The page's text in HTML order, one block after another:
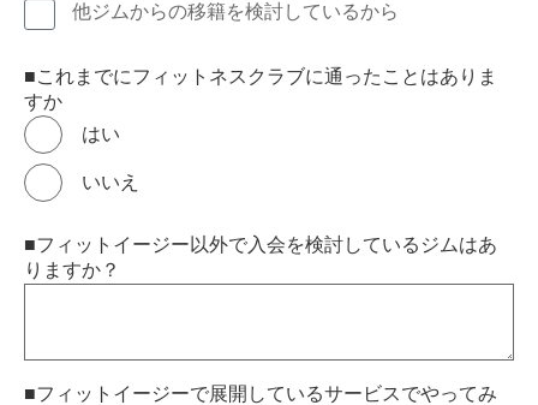
他ジムからの移籍を検討しているから
■これまでにフィットネスクラブに通ったことはありま
すか
はい
いいえ
■フィットイージー以外で入会を検討しているジムはあ
りますか？
■フィットイージーで展開しているサービスでやってみ